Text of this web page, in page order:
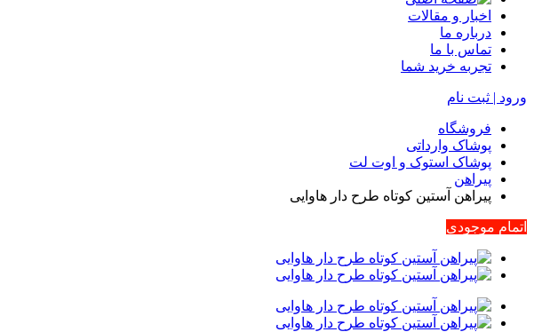
اخبار و مقالات
درباره ما
تماس با ما
تجربه خرید شما
ورود | ثبت نام
فروشگاه
پوشاک وارداتی
پوشاک استوک و اوت لت
پیراهن
پیراهن آستین کوتاه طرح دار هاوایی
اتمام موجودی